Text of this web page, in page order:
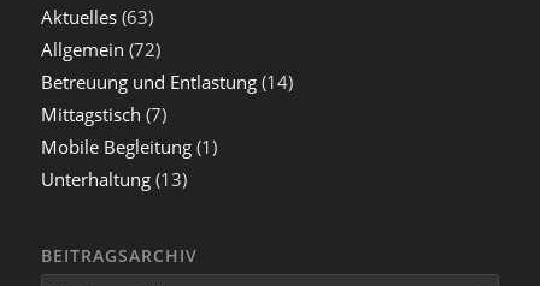
Aktuelles(63)
Allgemein (72)
Betreuung und Entlastung(14)
Mittagstisch (7)
Mobile Begleitung(1)
Unterhaltung(13)
BEITRAGSARCHIV